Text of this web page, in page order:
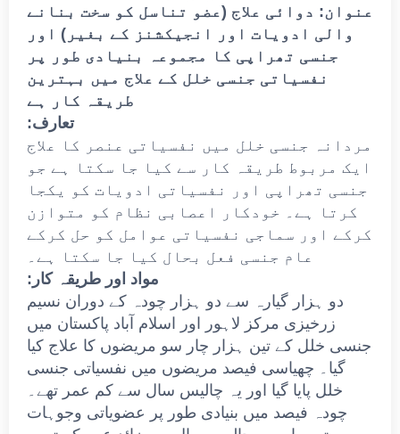
عنوان: دوائی علاج (عضو تناسل کو سخت بنانے
والی ادویات اور انجیکشنز کے بغیر) اور
جنسی تھراپی کا مجموعہ بنیادی طور پر
نفسیاتی جنسی خلل کے علاج میں بہترین
طریقہ کار ہے
تعارف:
مردانہ جنسی خلل میں نفسیاتی عنصر کا علاج
ایک مربوط طریقہ کار سے کیا جا سکتا ہے جو
جنسی تھراپی اور نفسیاتی ادویات کو یکجا
کرتا ہے۔ خودکار اعصابی نظام کو متوازن
کرکے اور سماجی نفسیاتی عوامل کو حل کرکے
عام جنسی فعل بحال کیا جا سکتا ہے۔
مواد اور طریقہ کار:
دو ہزار گیارہ سے دو ہزار چودہ کے دوران نسیم
زرخیزی مرکز لاہور اور اسلام آباد پاکستان میں
جنسی خلل کے تین ہزار چار سو مریضوں کا علاج کیا
گیا۔ چھیاسی فیصد مریضوں میں نفسیاتی جنسی
خلل پایا گیا اور یہ چالیس سال سے کم عمر تھے۔
چودہ فیصد میں بنیادی طور پر عضویاتی وجوہات